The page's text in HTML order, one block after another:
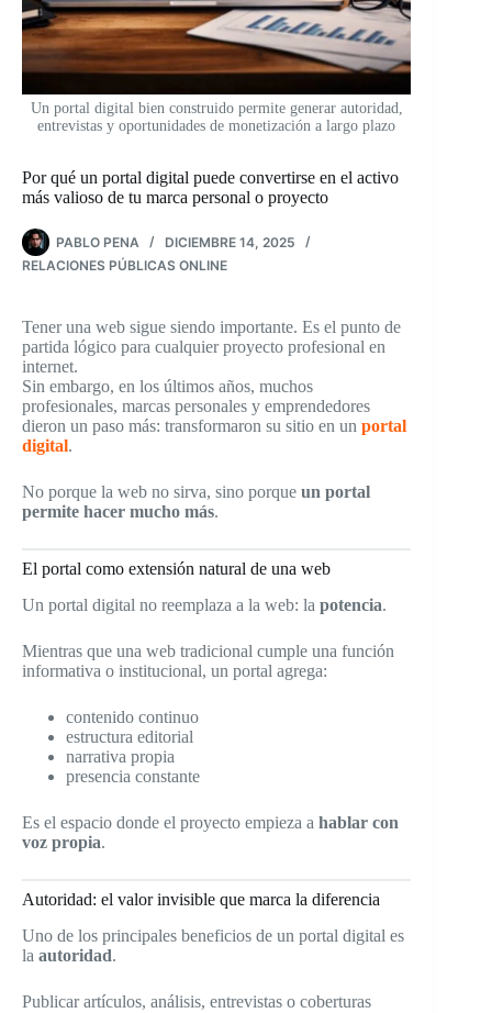
Un portal digital bien construido permite generar autoridad,
entrevistas y oportunidades de monetización a largo plazo
Por qué un portal digital puede convertirse en el activo
más valioso de tu marca personal o proyecto
PABLO PENA
DICIEMBRE 14, 2025
RELACIONES PÚBLICAS ONLINE
Tener una web sigue siendo importante. Es el punto de
partida lógico para cualquier proyecto profesional en
internet.
Sin embargo, en los últimos años, muchos
profesionales, marcas personales y emprendedores
dieron un paso más: transformaron su sitio en un portal
digital.
No porque la web no sirva, sino porque un portal
permite hacer mucho más.
El portal como extensión natural de una web
Un portal digital no reemplaza a la web: la potencia.
Mientras que una web tradicional cumple una función
informativa o institucional, un portal agrega:
contenido continuo
estructura editorial
narrativa propia
presencia constante
Es el espacio donde el proyecto empieza a hablar con
voz propia.
Autoridad: el valor invisible que marca la diferencia
Uno de los principales beneficios de un portal digital es
la autoridad.
Publicar artículos, análisis, entrevistas o coberturas